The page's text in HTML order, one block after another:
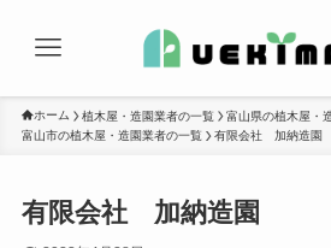
ホーム 植木屋・造園業者の一覧
富山県の植木屋・
富山市の植木屋・造園業者の一覧
有限会社 加納造園
有限会社 加納造園